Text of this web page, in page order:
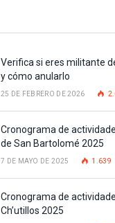
Verifica si eres militante
y cómo anularlo
25 DE FEBRERO DE 2026
Cronograma de
de San Bartolomé 2025
7 DE MAYO DE 2025 1.639
Cronograma de
Ch’utillos 2025